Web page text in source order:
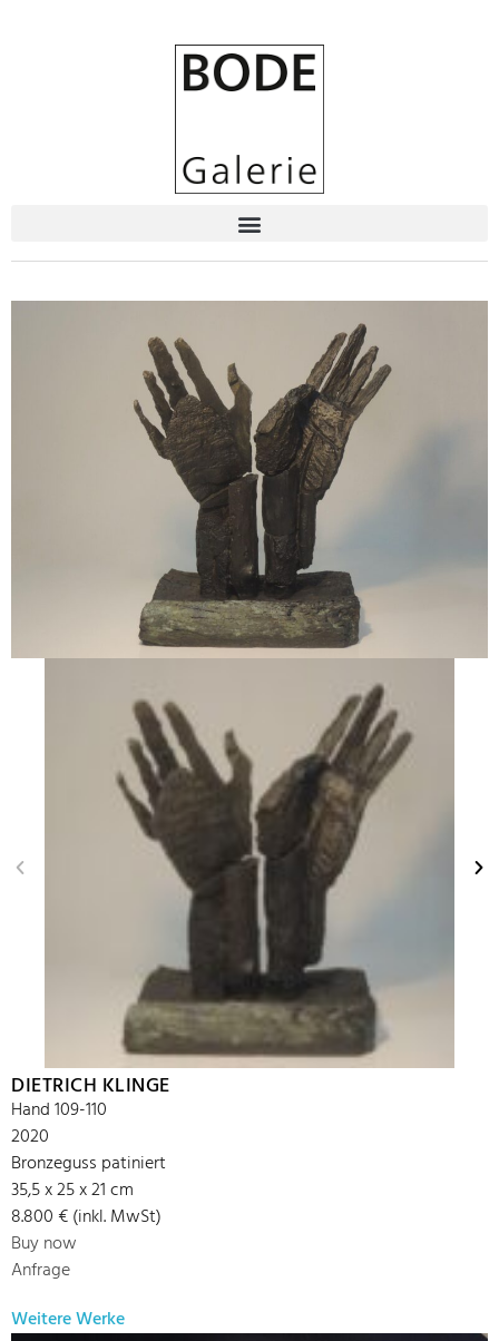
DIETRICH KLINGE
Hand 109-110
2020
Bronzeguss patiniert
35,5 x 25 x 21 cm
8.800 € (inkl. MwSt)
Buy now
Anfrage
Weitere Werke